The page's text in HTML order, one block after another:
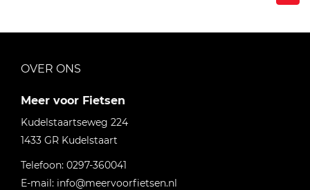
OVER ONS
Meer voor Fietsen
Kudelstaartseweg 224
1433 GR Kudelstaart
Telefoon: 0297-360041
E-mail: info@meervoorfietsen.nl